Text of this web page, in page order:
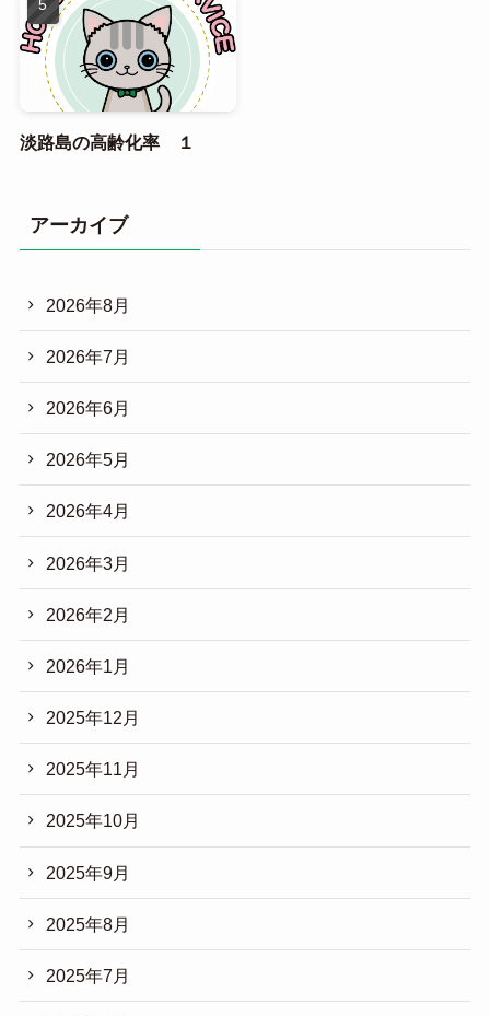
淡路島の高齢化率 １
アーカイブ
2026年8月
2026年7月
2026年6月
2026年5月
2026年4月
2026年3月
2026年2月
2026年1月
2025年12月
2025年11月
2025年10月
2025年9月
2025年8月
2025年7月